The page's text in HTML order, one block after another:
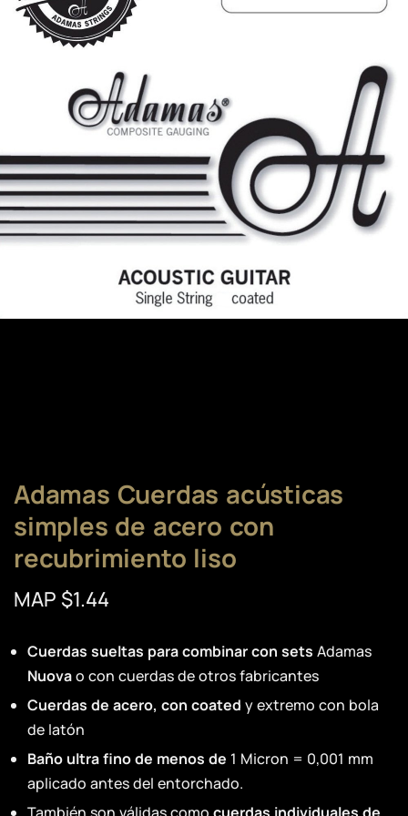
Adamas Cuerdas acústicas
simples de acero con
recubrimiento liso
MAP $1.44
Cuerdas sueltas para combinar con sets Adamas
Nuovao con cuerdas de otros fabricantes
Cuerdas de acero, con coated y extremo con bola
de latón
Baño ultra fino de menos de 1 Micron = 0,001 mm
aplicado antes del entorchado.
También son válidas como cuerdas individuales de